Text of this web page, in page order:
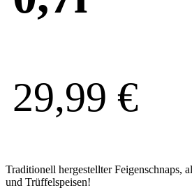
29,99 €
Traditionell hergestellter Feigenschnaps,
und Trüffelspeisen!